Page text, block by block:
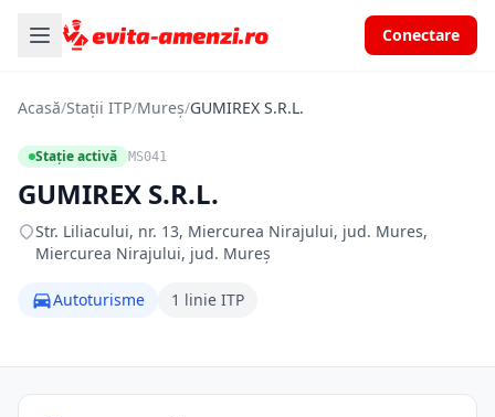
Conectare
Acasă/Stații ITP/Mureș/GUMIREX S.R.L.
Stație activă MS041
GUMIREX S.R.L.
Str. Liliacului, nr. 13, Miercurea Nirajului, jud. Mures,
Miercurea Nirajului, jud. Mureș
Autoturisme 1 linie ITP